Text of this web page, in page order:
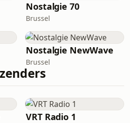
Nostalgie 70
Brussel
Nostalgie NewWave
Brussel
VRT Radio 1